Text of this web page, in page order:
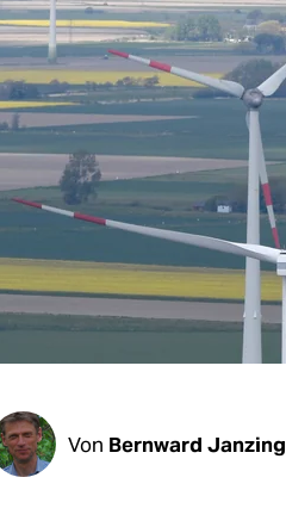
Von Bernward Janzing